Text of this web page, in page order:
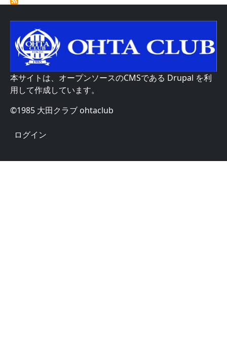
本サイトは、オープンソースのCMSである Drupal を利
用して作成しています。
©1985 大田クラブ ohtaclub
User account menu
ログイン